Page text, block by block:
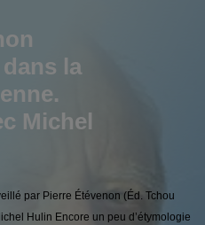
la
Michel
par Pierre Étévenon (Éd. Tchou
Hulin Encore un peu d’étymologie